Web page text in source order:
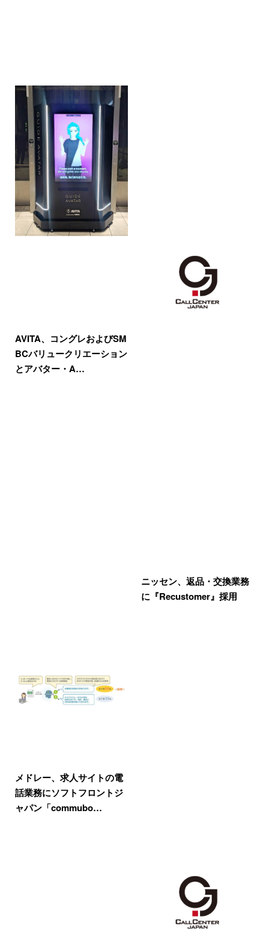
AVITA、コングレおよびSM
BCバリュークリエーション
とアバター・A…
ニッセン、返品・交換業務
に『Recustomer』採用
メドレー、求人サイトの電
話業務にソフトフロントジ
ャパン「commubo…